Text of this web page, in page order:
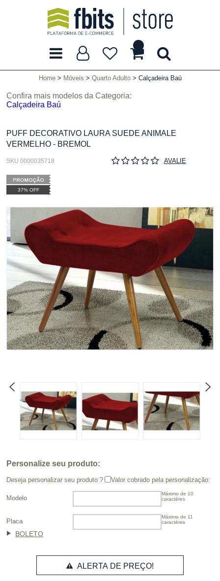
Home Móveis Quarto Adulto Calçadeira Baú
37% OFF
PUFF DECORATIVO LAURA SUEDE ANIMALE
VERMELHO - BREMOL
SKU 0000035718 AVALIE
Personalize seu produto:
Deseja personalizar seu produto ?
Modelo
Máximo de 10
caractéres
Placa
Máximo de 11
caractéres
Valor cobrado pela personalização:
BOLETO
Confira mais modelos da Categoria:
Calçadeira Baú
ALERTA DE PREÇO!